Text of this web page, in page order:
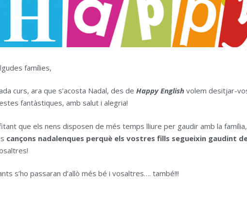
famílies,
curs, ara que s’acosta Nadal, des de Happy English volem desitjar-
fantàstiques, amb salut i alegria!
que els nens disposen de més temps lliure per gaudir amb la
cançons nadalenques perquè els vostres fills segueixin gaudint de
s’ho passaran d’allò més bé i vosaltres…. també!!!